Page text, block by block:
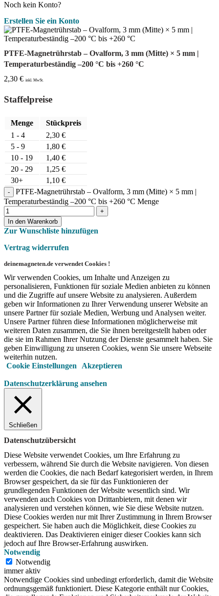
Noch kein Konto?
Erstellen Sie ein Konto
PTFE-Magnetrührstab – Ovalform, 3 mm (Mitte) × 5 mm |
Temperaturbeständig –200 °C bis +260 °C
2,30 € inkl. MwSt.
Staffelpreise
Menge
Stückpreis
1 - 4
2,30 €
5 - 9
1,80 €
10 - 19
1,40 €
20 - 29
1,25 €
30+
1,10 €
PTFE-Magnetrührstab – Ovalform, 3 mm (Mitte) × 5 mm |
Temperaturbeständig –200 °C bis +260 °C Menge
In den Warenkorb
Zur Wunschliste hinzufügen
Vertrag widerrufen
deinemagneten.de verwendet Cookies !
Wir verwenden Cookies, um Inhalte und Anzeigen zu
personalisieren, Funktionen für soziale Medien anbieten zu können
und die Zugriffe auf unsere Website zu analysieren. Außerdem
geben wir Informationen zu Ihrer Verwendung unserer Website an
unsere Partner für soziale Medien, Werbung und Analysen weiter.
Unsere Partner führen diese Informationen möglicherweise mit
weiteren Daten zusammen, die Sie ihnen bereitgestellt haben oder
die sie im Rahmen Ihrer Nutzung der Dienste gesammelt haben. Sie
geben Einwilligung zu unseren Cookies, wenn Sie unsere Webseite
weiterhin nutzen.
Cookie Einstellungen Akzeptieren
Datenschutzerklärung ansehen
Schließen
Datenschutzübersicht
Diese Website verwendet Cookies, um Ihre Erfahrung zu
verbessern, während Sie durch die Website navigieren. Von diesen
werden die Cookies, die nach Bedarf kategorisiert werden, in Ihrem
Browser gespeichert, da sie für das Funktionieren der
grundlegenden Funktionen der Website wesentlich sind. Wir
verwenden auch Cookies von Drittanbietern, mit denen wir
analysieren und verstehen können, wie Sie diese Website nutzen.
Diese Cookies werden nur mit Ihrer Zustimmung in Ihrem Browser
gespeichert. Sie haben auch die Möglichkeit, diese Cookies zu
deaktivieren. Das Deaktivieren einiger dieser Cookies kann sich
jedoch auf Ihre Browser-Erfahrung auswirken.
Notwendig
Notwendig
immer aktiv
Notwendige Cookies sind unbedingt erforderlich, damit die Website
ordnungsgemäß funktioniert. Diese Kategorie enthält nur Cookies,